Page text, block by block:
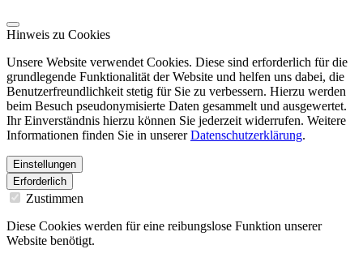
Hinweis zu Cookies
Unsere Website verwendet Cookies. Diese sind erforderlich für die
grundlegende Funktionalität der Website und helfen uns dabei, die
Benutzerfreundlichkeit stetig für Sie zu verbessern. Hierzu werden
beim Besuch pseudonymisierte Daten gesammelt und ausgewertet.
Ihr Einverständnis hierzu können Sie jederzeit widerrufen. Weitere
Informationen finden Sie in unsererDatenschutzerklärung.
Einstellungen
Erforderlich
Zustimmen
Diese Cookies werden für eine reibungslose Funktion unserer
Website benötigt.